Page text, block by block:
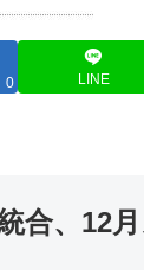
0 LINE
合、12